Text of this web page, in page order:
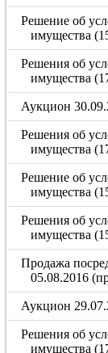
Решение об
имущества
Решения об
имущества
Аукцион
Решения об
имущества
Решение об
имущества
Решения об
имущества
Продажа
05.08.2016
Аукцион
Решения об
имущества